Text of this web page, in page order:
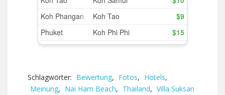
Schlagwörter: Bewertung, Fotos, Hotels,
Meinung, Nai Harn Beach, Thailand, Villa Suksan